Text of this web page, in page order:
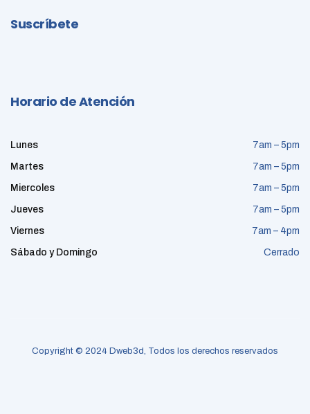
Suscríbete
Horario de Atención
Lunes 7am – 5pm
Martes 7am – 5pm
Miercoles 7am – 5pm
Jueves 7am – 5pm
Viernes 7am – 4pm
Sábado y Domingo Cerrado
Copyright © 2024 Dweb3d, Todos los derechos reservados